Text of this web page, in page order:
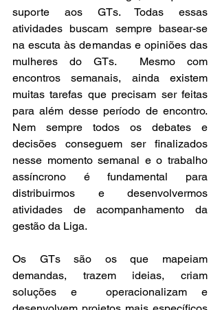
suporte aos GTs. Todas essas
atividades buscam sempre basear-se
na escuta às demandas e opiniões das
mulheres do GTs.  Mesmo com
encontros semanais, ainda existem
muitas tarefas que precisam ser feitas
para além desse período de encontro.
Nem sempre todos os debates e
decisões conseguem ser finalizados
nesse momento semanal e o trabalho
assíncrono é fundamental para
distribuirmos e desenvolvermos
atividades de acompanhamento da
gestão da Liga.
Os GTs são os que mapeiam
demandas, trazem ideias, criam
soluções e  operacionalizam e